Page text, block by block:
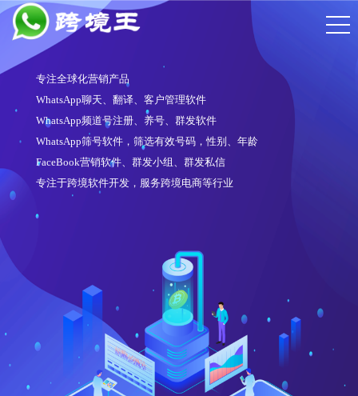
专注全球化营销产品
WhatsApp聊天、翻译、客户管理软件
WhatsApp频道号注册、养号、群发软件
WhatsApp筛号软件，筛选有效号码，性别、年龄
FaceBook营销软件、群发小组、群发私信
专注于跨境软件开发，服务跨境电商等行业